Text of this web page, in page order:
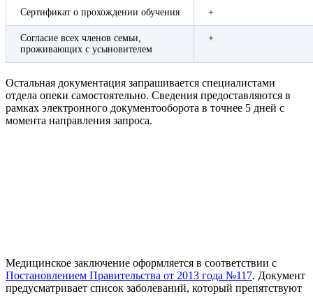
Сертификат о прохождении обучения +
Согласие всех членов семьи,
проживающих с усыновителем
+
Остальная документация запрашивается специалистами
отдела опеки самостоятельно. Сведения предоставляются в
рамках электронного документооборота в точнее 5 дней с
момента направления запроса.
Медицинское заключение оформляется в соответствии с
Постановлением Правительства от 2013 года №117. Документ
предусматривает список заболеваний, который препятствуют